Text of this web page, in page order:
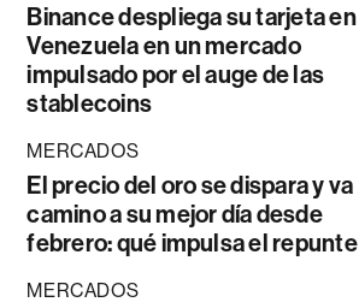
Binance despliega su tarjeta en
Venezuela en un mercado
impulsado por el auge de las
stablecoins
MERCADOS
El precio del oro se dispara y va
camino a su mejor día desde
febrero: qué impulsa el repunte
MERCADOS